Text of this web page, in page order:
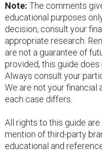
Note: The comments
educational purposes
decision, consult your
appropriate research.
are not a guarantee of
provided, this guide
Always consult your
We are not your financial
each case differs.
All rights to this guide
mention of third-party
educational and